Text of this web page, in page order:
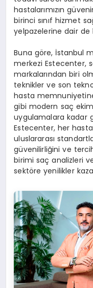
hastalarımızın
birinci sınıf hizmet
yelpazelerine dair de
Buna göre, İstanbul
merkezi Estecenter,
markalarından biri
teknikler ve son
hasta memnuniyetine
gibi modern saç
uygulamalara kadar
Estecenter, her
uluslararası
güvenilirliğini ve
birimi saç analizleri
sektöre yenilikler